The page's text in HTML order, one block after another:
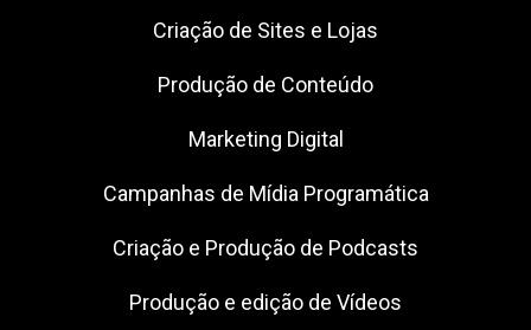
Criação de Sites e Lojas
Produção de Conteúdo
Marketing Digital
Campanhas de Mídia Programática
Criação e Produção de Podcasts
Produção e edição de Vídeos